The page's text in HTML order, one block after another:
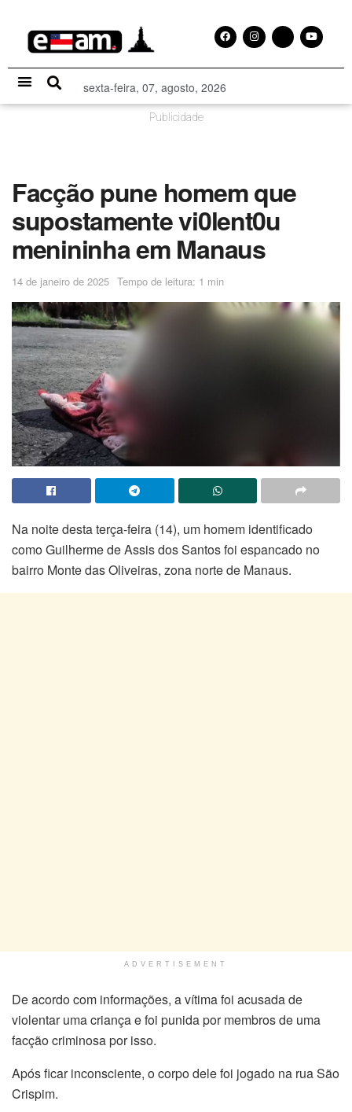
sexta-feira, 07, agosto, 2026
Publicidade
Facção pune homem que
supostamente vi0lent0u
menininha em Manaus
14 de janeiro de 2025 Tempo de leitura: 1 min
Na noite desta terça-feira (14), um homem identificado
como Guilherme de Assis dos Santos foi espancado no
bairro Monte das Oliveiras, zona norte de Manaus.
ADVERTISEMENT
De acordo com informações, a vítima foi acusada de
violentar uma criança e foi punida por membros de uma
facção criminosa por isso.
Após ficar inconsciente, o corpo dele foi jogado na rua São
Crispim.